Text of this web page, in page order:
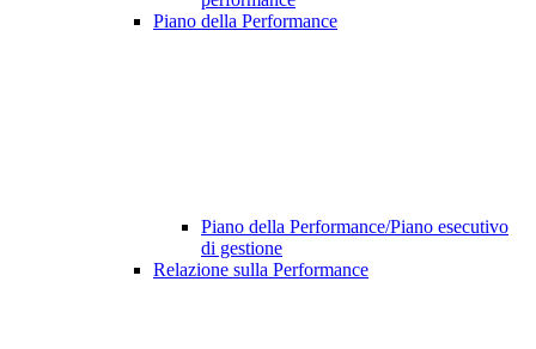
Piano della Performance
Piano della Performance/Piano esecutivo
di gestione
Relazione sulla Performance